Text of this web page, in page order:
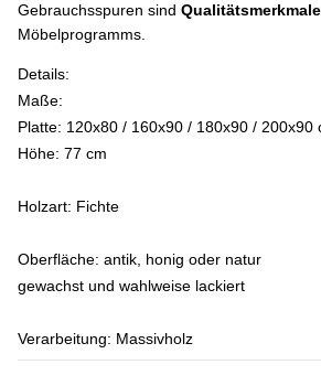
Gebrauchsspuren sind Qualitätsmerkmale
Möbelprogramms.
Details:
Maße:
Platte: 120x80 / 160x90 / 180x90 / 200x90
Höhe: 77 cm
Holzart: Fichte
Oberfläche: antik, honig oder natur
gewachst und wahlweise lackiert
Verarbeitung: Massivholz